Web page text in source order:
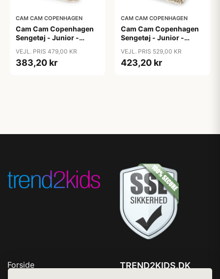
CAM CAM COPENHAGEN
Cam Cam Copenhagen
Sengetøj - Junior -
Camel
VEJL. PRIS 479,00 KR
383,20 kr
CAM CAM COPENHAGEN
Cam Cam Copenhagen
Sengetøj - Junior -
VEJL. PRIS 529,00 KR
423,20 kr
Forside
TREND2KIDS.DK